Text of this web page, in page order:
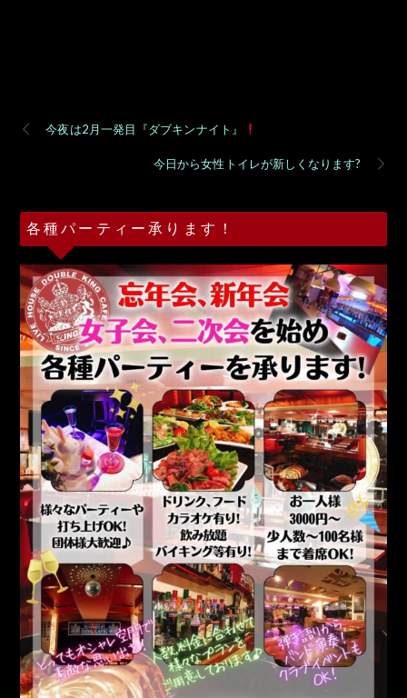
今夜は2月一発目『ダブキンナイト』
今日から女性トイレが新しくなります?
各種パーティー承ります！